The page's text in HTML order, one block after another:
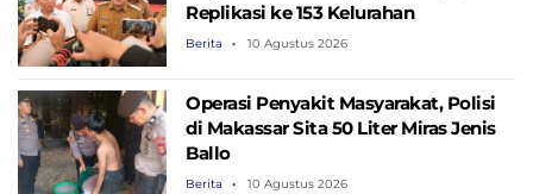
Replikasi ke 153 Kelurahan
Berita 10 Agustus 2026
Operasi Penyakit Masyarakat, Polisi
di Makassar Sita 50 Liter Miras Jenis
Ballo
Berita 10 Agustus 2026